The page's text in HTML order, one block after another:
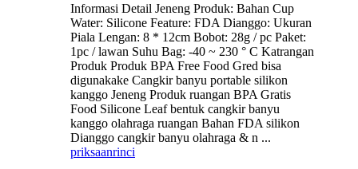
Informasi Detail Jeneng Produk: Bahan Cup
Water: Silicone Feature: FDA Dianggo: Ukuran
Piala Lengan: 8 * 12cm Bobot: 28g / pc Paket:
1pc / lawan Suhu Bag: -40 ~ 230 ° C Katrangan
Produk Produk BPA Free Food Gred bisa
digunakake Cangkir banyu portable silikon
kanggo Jeneng Produk ruangan BPA Gratis
Food Silicone Leaf bentuk cangkir banyu
kanggo olahraga ruangan Bahan FDA silikon
Dianggo cangkir banyu olahraga & n ...
priksaanrinci